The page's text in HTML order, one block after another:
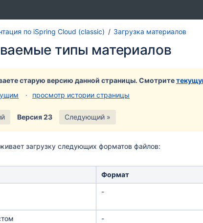
по iSpring Cloud (classic) Загрузка материалов
типы материалов
старую версию данной страницы. Смотрите
просмотр истории страницы
Версия 23 Следующий »
загрузку следующих форматов файлов:
-
-
Формат